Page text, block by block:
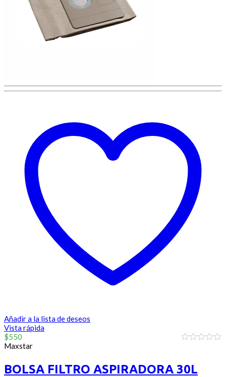
Añadir a la lista de deseos
Vista rápida
5
$550
Maxstar
BOLSA FILTRO ASPIRADORA 30L